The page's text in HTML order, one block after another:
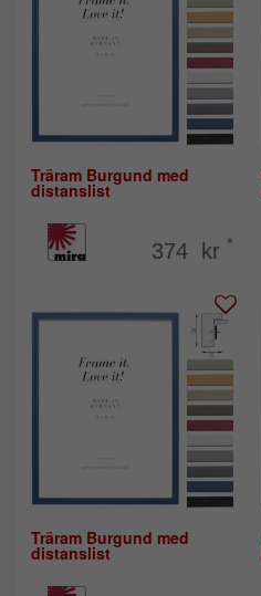
Träram Burgund med
distanslist
374 kr *
Träram Burgund med
distanslist